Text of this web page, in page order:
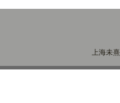
上海未